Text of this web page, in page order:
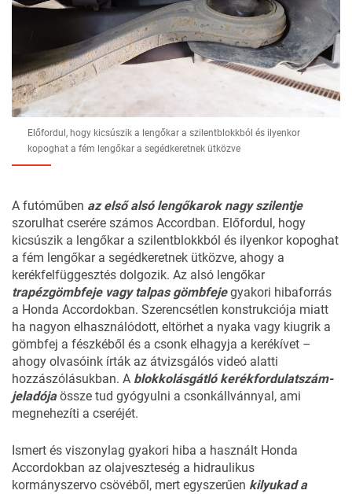
Előfordul, hogy kicsúszik a lengőkar a szilentblokkból és ilyenkor
kopoghat a fém lengőkar a segédkeretnek ütközve
A futóműben az első alsó lengőkarok nagy szilentje
szorulhat cserére számos Accordban. Előfordul, hogy
kicsúszik a lengőkar a szilentblokkból és ilyenkor kopoghat
a fém lengőkar a segédkeretnek ütközve, ahogy a
kerékfelfüggesztés dolgozik. Az alsó lengőkar
trapézgömbfeje vagy talpas gömbfejegyakori hibaforrás
a Honda Accordokban. Szerencsétlen konstrukciója miatt
ha nagyon elhasználódott, eltörhet a nyaka vagy kiugrik a
gömbfej a fészkéből és a csonk elhagyja a kerékívet –
ahogy olvasóink írták az átvizsgálós videó alatti
hozzászólásukban. A blokkolásgátló kerékfordulatszám-
jeladójaössze tud gyógyulni a csonkállvánnyal, ami
megnehezíti a cseréjét.
Ismert és viszonylag gyakori hiba a használt Honda
Accordokban az olajveszteség a hidraulikus
kormányszervo csövéből, mert egyszerűen kilyukad a